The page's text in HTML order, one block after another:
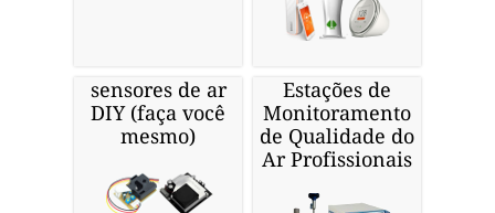
sensores de ar
DIY (faça você
mesmo)
Estações de
Monitoramento
de Qualidade do
Ar Profissionais